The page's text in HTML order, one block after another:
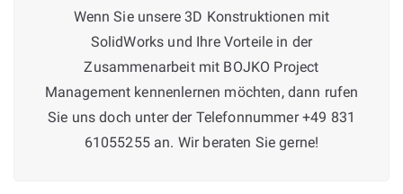
Wenn Sie unsere 3D Konstruktionen mit
SolidWorks und Ihre Vorteile in der
Zusammenarbeit mit BOJKO Project
Management kennenlernen möchten, dann rufen
Sie uns doch unter der Telefonnummer +49 831
61055255 an. Wir beraten Sie gerne!